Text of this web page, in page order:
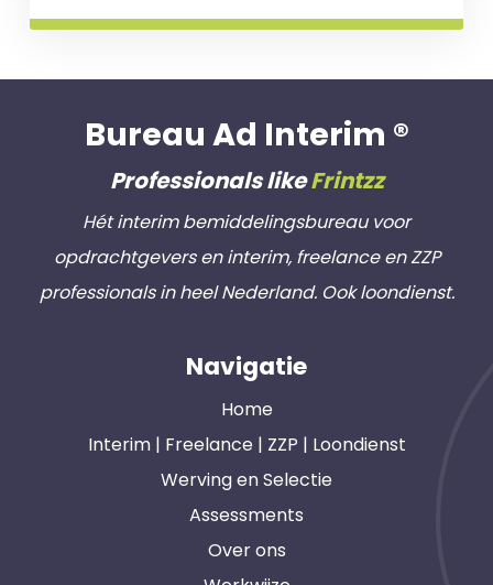
Bureau Ad Interim ®
Professionals likeFrintzz
Hét interim bemiddelingsbureau voor
opdrachtgevers en interim, freelance en ZZP
professionals in heel Nederland. Ook loondienst.
Navigatie
Home
Interim | Freelance | ZZP | Loondienst
Werving en Selectie
Assessments
Over ons